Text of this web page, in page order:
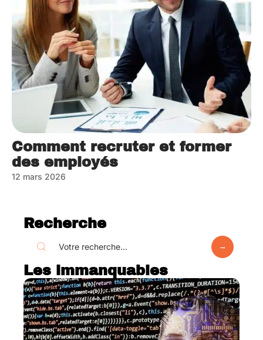
Comment recruter et former
des employés
12 mars 2026
Recherche
Les immanquables